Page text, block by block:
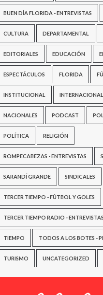
BUEN DÍA FLORIDA - ENTREVISTAS
CULTURA DEPARTAMENTAL
EDITORIALES EDUCACIÓN
ESPECTÁCULOS FLORIDA
INSTITUCIONAL
NACIONALES PODCAST
POLÍTICA RELIGIÓN
ROMPECABEZAS - ENTREVISTAS
SARANDÍ GRANDE SINDICALES
TERCER TIEMPO - FÚTBOL Y GOLES
TERCER TIEMPO RADIO - ENTREVISTAS
TIEMPO TODOS A LOS BOTES -
TURISMO UNCATEGORIZED